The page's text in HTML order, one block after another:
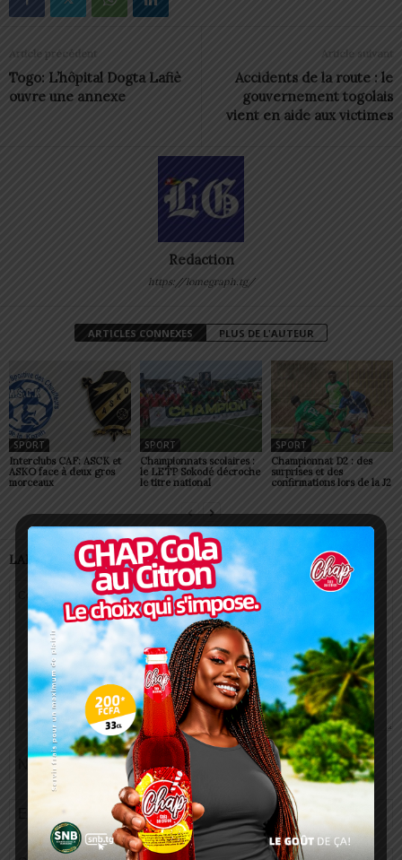
Article précédent
Togo: L’hôpital Dogta Lafiè
ouvre une annexe
Article suivant
Accidents de la route : le
gouvernement togolais
vient en aide aux victimes
Redaction
https://lomegraph.tg/
ARTICLES CONNEXES PLUS DE L'AUTEUR
SPORT
Interclubs CAF: ASCK et
ASKO face à deux gros
morceaux
SPORT
Championnats scolaires :
le LETP Sokodé décroche
le titre national
SPORT
Championnat D2 : des
surprises et des
confirmations lors de la J2
LAISSER UN COMMENTAIRE